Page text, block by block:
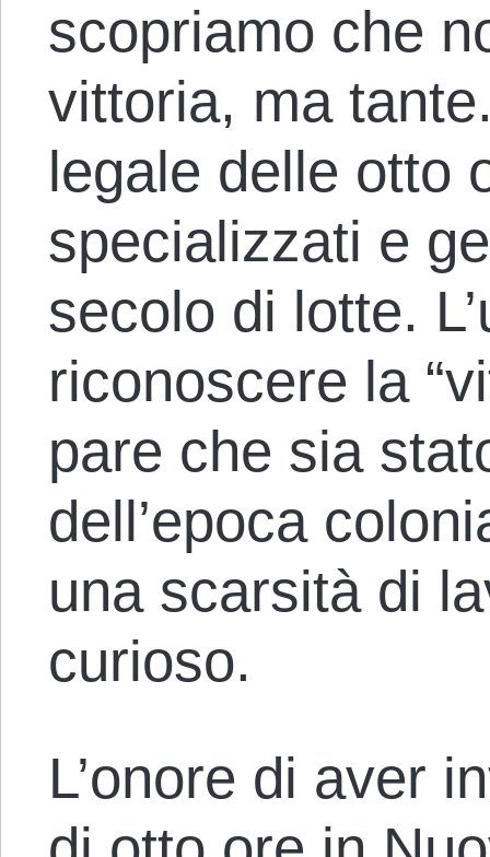
scopriamo che
vittoria, ma
legale delle otto
specializzati e
secolo di lotte.
riconoscere la
pare che sia
dell’epoca
una scarsità di
curioso.
L’onore di aver